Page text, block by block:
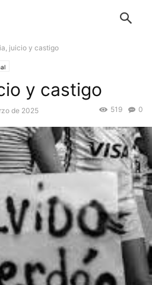
juicio y castigo
y castigo
de 2025 0
519